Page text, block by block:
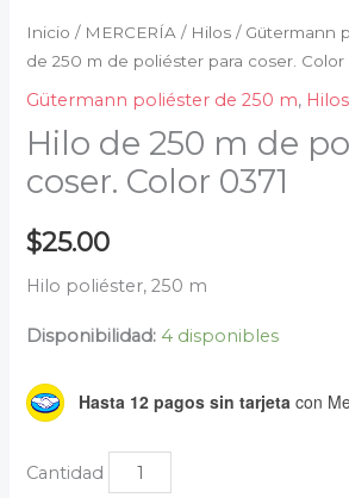
Inicio / MERCERÍA / Hilos / Gütermann
de 250 m de poliéster para coser. Color
Gütermann poliéster de 250 m, Hilos
Hilo de 250 m de
coser. Color 0371
$25.00
Hilo poliéster, 250 m
Disponibilidad: 4 disponibles
Hasta 12 pagos sin tarjeta con